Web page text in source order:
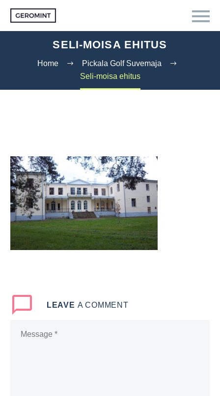
SELI-MOISA EHITUS
Home
Pickala Golf Suvemaja
Seli-moisa ehitus
LEAVE A COMMENT